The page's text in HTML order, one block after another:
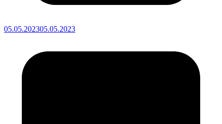
05.05.202305.05.2023